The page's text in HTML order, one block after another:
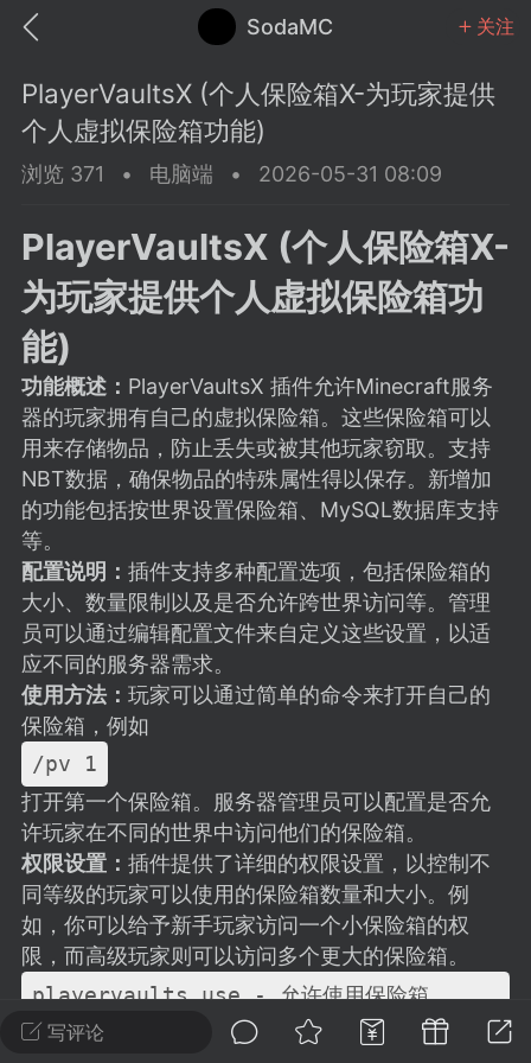
SodaMC 关注
中文社区 SodaMC
教程 材质 社区
潮涌核心
永久赞助者
11-27 02:06
电脑端 社区规则
议贴】SodaMC 的改进与建议 🧃
社区的建议&反馈板块，欢迎每
在这里畅所欲言，提出你对 社区功能、
、管理方式等方面 的任何想法！...
11
潮涌核心
永久赞助者
24 23:37
电脑端 整合包分享
主页反馈贴
反馈你遇到的问题 以及 你期望的功能等
不方便可尝试通过邮箱与作者进行反馈
写评论
PlayerVaultsX (个人保险箱X-为玩家提供
个人虚拟保险箱功能)
浏览 371 • 电脑端 • 2026-05-31 08:09
PlayerVaultsX (个人保险箱X-
为玩家提供个人虚拟保险箱功
能)
功能概述： PlayerVaultsX 插件允许Minecraft服务
器的玩家拥有自己的虚拟保险箱。这些保险箱可以
用来存储物品，防止丢失或被其他玩家窃取。支持
NBT数据，确保物品的特殊属性得以保存。新增加
的功能包括按世界设置保险箱、MySQL数据库支持
等。
配置说明： 插件支持多种配置选项，包括保险箱的
大小、数量限制以及是否允许跨世界访问等。管理
员可以通过编辑配置文件来自定义这些设置，以适
应不同的服务器需求。
使用方法： 玩家可以通过简单的命令来打开自己的
保险箱，例如
/pv 1
打开第一个保险箱。服务器管理员可以配置是否允
许玩家在不同的世界中访问他们的保险箱。
权限设置： 插件提供了详细的权限设置，以控制不
同等级的玩家可以使用的保险箱数量和大小。例
如，你可以给予新手玩家访问一个小保险箱的权
限，而高级玩家则可以访问多个更大的保险箱。
playervaults.use - 允许使用保险箱
playervaults.size.<大小> - 设置保险箱的大
playervaults.amount.<数量> - 设置玩家可以